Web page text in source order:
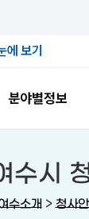
에 보기
분야별정보
수시
수소개> 청사